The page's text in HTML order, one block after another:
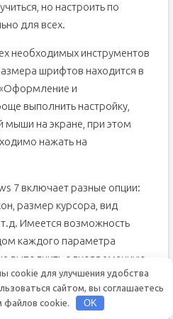
но настроить по
для всех.
необходимых инструментов
шрифтов находится в
и
выполнить настройку,
мыши на экране, при этом
нажать на
7 включает разные опции:
размер курсора, вид
Имеется возможность
каждого параметра
выполнить одновременную
в Windows 7
cookie для улучшения удобства
сайтом, вы соглашаетесь
файлов cookie.
OK